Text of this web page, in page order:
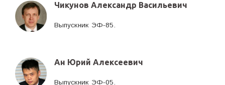
Чикунов Александр Васильевич
Выпускник ЭФ-85.
Ан Юрий Алексеевич
Выпускник ЭФ-05.